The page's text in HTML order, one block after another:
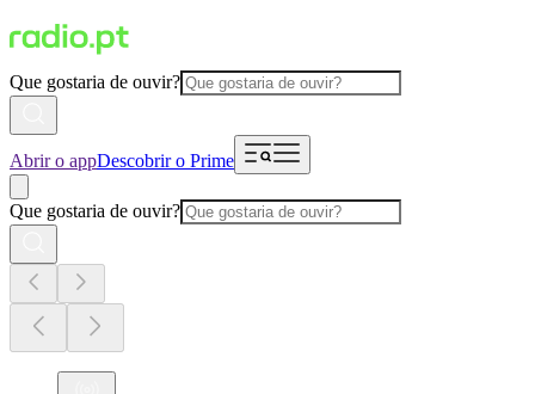
Que gostaria de ouvir?
Abrir o appDescobrir o Prime
Que gostaria de ouvir?